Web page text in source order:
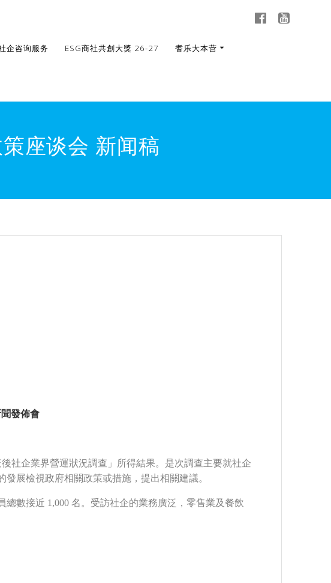
企咨询服务 ESG商社共創大獎 26-27 耆乐大本营
座谈会 新闻稿
聞發佈會
社企業界營運狀況調查」所得結果。是次調查主要就社企
展檢視政府相關政策或措施，提出相關建議。
數接近 1,000 名。受訪社企的業務廣泛，零售業及餐飲